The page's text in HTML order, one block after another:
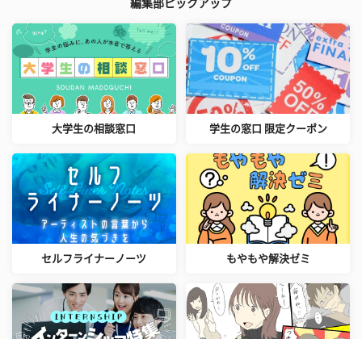
編集部ピックアップ
大学生の相談窓口 学生の窓口 限定クーポン
セルフライナーノーツ もやもや解決ゼミ